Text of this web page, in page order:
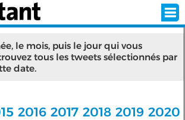
L'ÉTÉ
le mois, puis le jour qui vous
tous les tweets sélectionnés par
date.
2016 2017 2018 2019 2020